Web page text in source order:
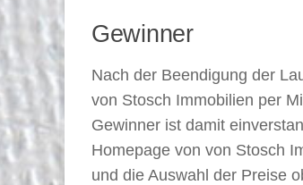
Gewinner
Nach der Beendigung der
von Stosch Immobilien per
Gewinner ist damit
Homepage von von Stosch
und die Auswahl der Preise